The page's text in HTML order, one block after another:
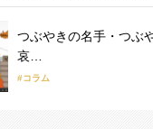
つぶやきの名手・つぶ
哀…
#コラム